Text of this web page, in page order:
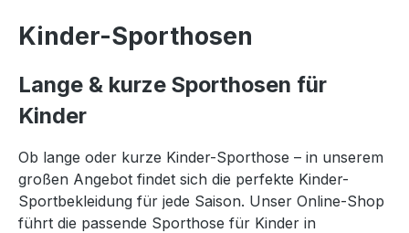
Kinder-Sporthosen
Lange & kurze Sporthosen für
Kinder
Ob lange oder kurze Kinder-Sporthose – in unserem
großen Angebot findet sich die perfekte Kinder-
Sportbekleidung für jede Saison. Unser Online-Shop
führt die passende Sporthose für Kinder in